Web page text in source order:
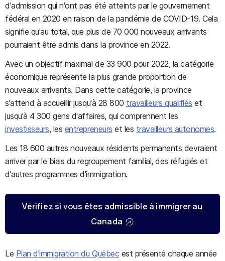
d'admission qui n'ont pas été atteints par le gouvernement
fédéral en 2020 en raison de la pandémie de COVID-19. Cela
signifie qu'au total, que plus de 70 000 nouveaux arrivants
pourraient être admis dans la province en 2022.
Avec un objectif maximal de 33 900 pour 2022, la catégorie
économique représente la plus grande proportion de
nouveaux arrivants. Dans cette catégorie, la province
s'attend à accueillir jusqu'à 28 800 travailleurs qualifiés et
jusqu'à 4 300 gens d'affaires, qui comprennent les
investisseurs, les entrepreneurs et les travailleurs autonomes.
Les 18 600 autres nouveaux résidents permanents devraient
arriver par le biais du regroupement familial, des réfugiés et
d'autres programmes d'immigration.
Vérifiez si vous êtes admissible à immigrer au
Canada
Le Plan d’immigration du Québec est présenté chaque année